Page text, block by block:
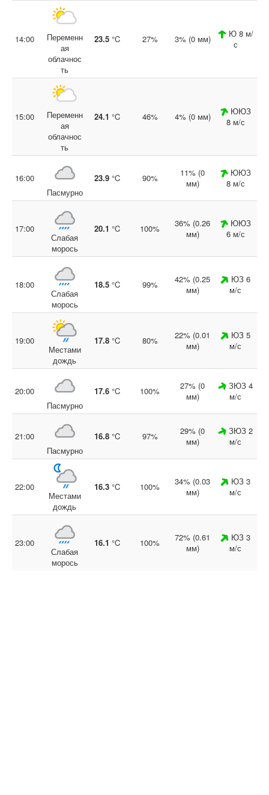
14:00
Переменн
ая
облачнос
ть
23.5 °C 27% 3% (0 мм)
Ю 8 м/
с
15:00
Переменн
ая
облачнос
ть
24.1 °C 46% 4% (0 мм)
ЮЮЗ
8 м/с
16:00
Пасмурно
23.9 °C 90%
11% (0
мм)
ЮЮЗ
8 м/с
17:00
Слабая
морось
20.1 °C 100%
36% (0.26
мм)
ЮЮЗ
6 м/с
18:00
Слабая
морось
18.5 °C 99%
42% (0.25
мм)
ЮЗ 6
м/с
19:00
Местами
дождь
17.8 °C 80%
22% (0.01
мм)
ЮЗ 5
м/с
20:00
Пасмурно
17.6 °C 100%
27% (0
мм)
ЗЮЗ 4
м/с
21:00
Пасмурно
16.8 °C 97%
29% (0
мм)
ЗЮЗ 2
м/с
22:00
Местами
дождь
16.3 °C 100%
34% (0.03
мм)
ЮЗ 3
м/с
23:00
Слабая
морось
16.1 °C 100%
72% (0.61
мм)
ЮЗ 3
м/с